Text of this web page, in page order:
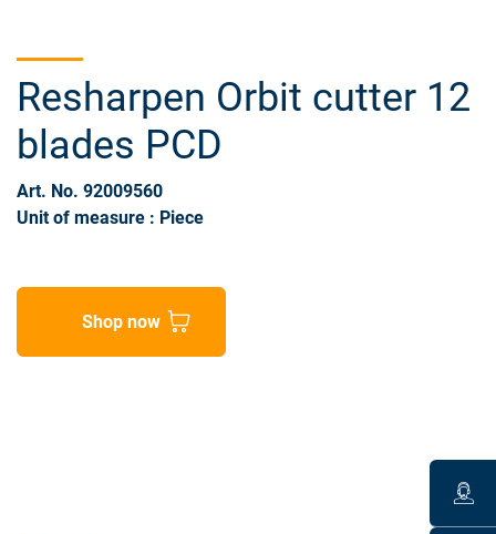
Resharpen Orbit cutter 12
blades PCD
Art. No. 92009560
Unit of measure : Piece
Shop now